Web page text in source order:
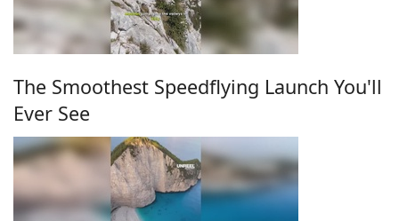
The Smoothest Speedflying Launch You'll
Ever See